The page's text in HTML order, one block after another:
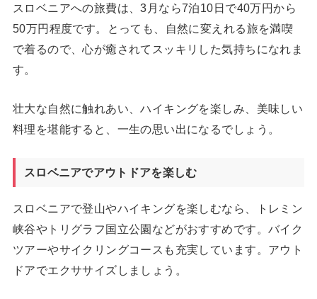
スロベニアへの旅費は、3月なら7泊10日で40万円から
50万円程度です。とっても、自然に変えれる旅を満喫
で着るので、心が癒されてスッキリした気持ちになれま
す。
壮大な自然に触れあい、ハイキングを楽しみ、美味しい
料理を堪能すると、一生の思い出になるでしょう。
スロベニアでアウトドアを楽しむ
スロベニアで登山やハイキングを楽しむなら、トレミン
峡谷やトリグラフ国立公園などがおすすめです。バイク
ツアーやサイクリングコースも充実しています。アウト
ドアでエクササイズしましょう。